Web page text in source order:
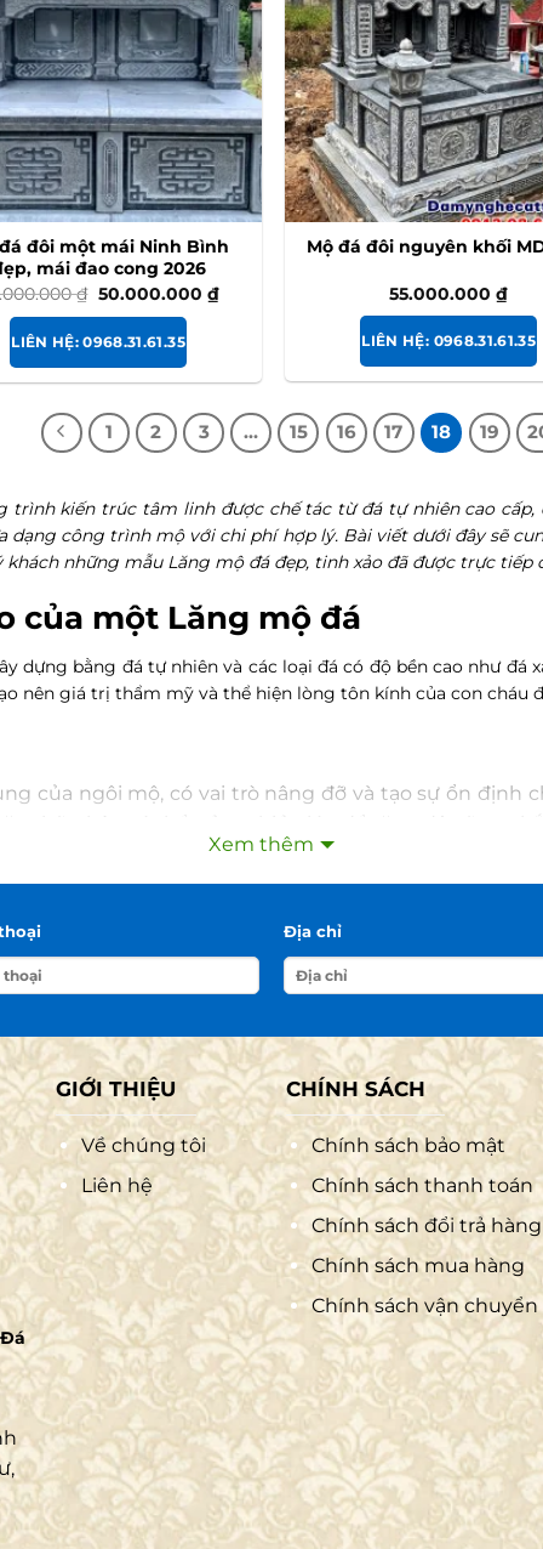
đôi một mái Ninh Bình
mái đao cong 2026
₫ Giá
90.000.000 ₫.
50.000.000 ₫Giá
LIÊN HỆ: 0968.31.61.35
Mộ đá đôi nguyên khối
55.000.000₫
LIÊN HỆ: 0968.31.61.35
1 2 3 … 15 16 17 18 19
kiến trúc tâm linh được chế tác từ đá tự nhiên cao
công trình mộ với chi phí hợp lý. Bài viết dưới đây sẽ
những mẫu Lăng mộ đá đẹp, tinh xảo đã được trực tiếp
của một Lăng mộ đá
bằng đá tự nhiên và các loại đá có độ bền cao như đá
nên giá trị thẩm mỹ và thể hiện lòng tôn kính của con cháu
của ngôi mộ, có vai trò nâng đỡ và tạo sự ổn định
mộ, có chức năng che chắn và bảo vệ phần bên
vừa đảm bảo sự trang nghiêm vừa tạo điểm
nhất là mái 1 tầng, 2 tầng hoặc 3 tầng, mang lại
của người đã khuất như họ tên, năm sinh, năm
Xem thêm
Địa chỉ
GIỚI THIỆU
Về chúng tôi
Liên hệ
CHÍNH SÁCH
Chính sách bảo mật
Chính sách thanh toán
Chính sách đổi trả hàng
Chính sách mua hàng
Chính sách vận chuyển